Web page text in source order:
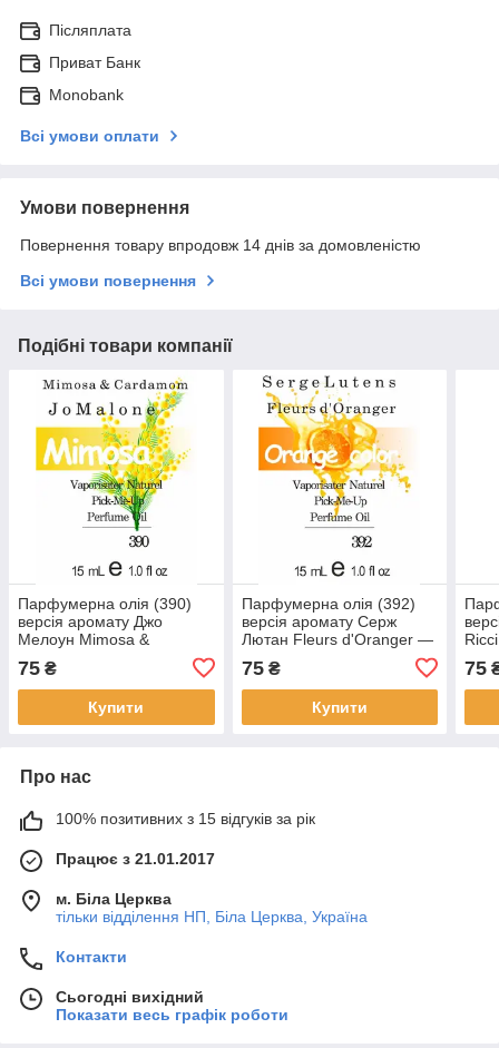
Післяплата
Приват Банк
Monobank
Всі умови оплати
Умови повернення
Повернення товару впродовж 14 днів за домовленістю
Всі умови повернення
Подібні товари компанії
Парфумерна олія (390)
версія аромату Джо
Мелоун Mimosa &
композит у ролоні
75 ₴
Купити
Парфумерна олія (392)
версія аромату Серж
Лютан Fleurs d'Oranger —
15 мл композит у ролоні
75₴
Купити
75
Про нас
100% позитивних з 15 відгуків за рік
Працює з 21.01.2017
м. Біла Церква
тільки відділення НП, Біла Церква, Україна
Контакти
Сьогодні вихідний
Показати весь графік роботи